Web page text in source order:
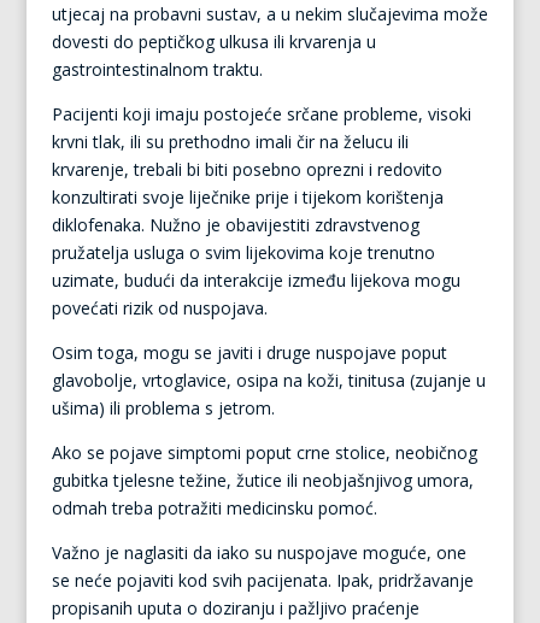
utjecaj na probavni sustav, a u nekim slučajevima može
dovesti do peptičkog ulkusa ili krvarenja u
gastrointestinalnom traktu.
Pacijenti koji imaju postojeće srčane probleme, visoki
krvni tlak, ili su prethodno imali čir na želucu ili
krvarenje, trebali bi biti posebno oprezni i redovito
konzultirati svoje liječnike prije i tijekom korištenja
diklofenaka. Nužno je obavijestiti zdravstvenog
pružatelja usluga o svim lijekovima koje trenutno
uzimate, budući da interakcije između lijekova mogu
povećati rizik od nuspojava.
Osim toga, mogu se javiti i druge nuspojave poput
glavobolje, vrtoglavice, osipa na koži, tinitusa (zujanje u
ušima) ili problema s jetrom.
Ako se pojave simptomi poput crne stolice, neobičnog
gubitka tjelesne težine, žutice ili neobjašnjivog umora,
odmah treba potražiti medicinsku pomoć.
Važno je naglasiti da iako su nuspojave moguće, one
se neće pojaviti kod svih pacijenata. Ipak, pridržavanje
propisanih uputa o doziranju i pažljivo praćenje